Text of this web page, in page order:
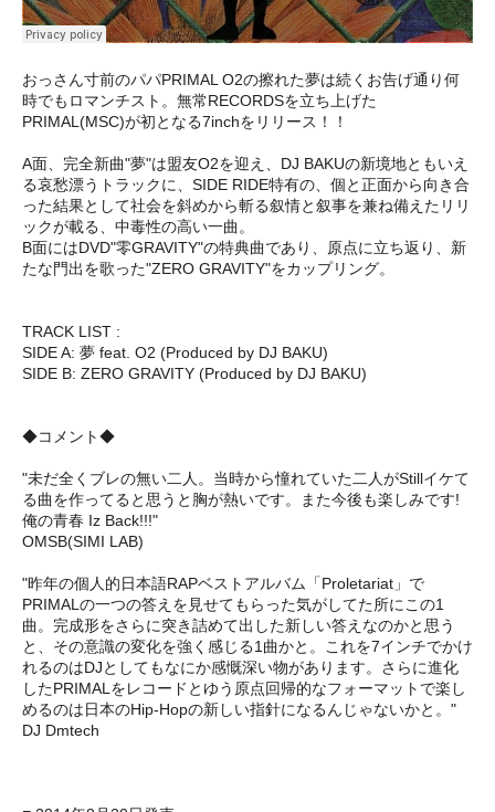
おっさん寸前のパパPRIMAL O2の擦れた夢は続くお告げ通り何
時でもロマンチスト。無常RECORDSを立ち上げた
PRIMAL(MSC)が初となる7inchをリリース！！
A面、完全新曲"夢"は盟友O2を迎え、DJ BAKUの新境地ともいえ
る哀愁漂うトラックに、SIDE RIDE特有の、個と正面から向き合
った結果として社会を斜めから斬る叙情と叙事を兼ね備えたリリ
ックが載る、中毒性の高い一曲。
B面にはDVD"零GRAVITY"の特典曲であり、原点に立ち返り、新
たな門出を歌った"ZERO GRAVITY"をカップリング。
TRACK LIST :
SIDE A: 夢 feat. O2 (Produced by DJ BAKU)
SIDE B: ZERO GRAVITY (Produced by DJ BAKU)
◆コメント◆
"未だ全くブレの無い二人。当時から憧れていた二人がStillイケて
る曲を作ってると思うと胸が熱いです。また今後も楽しみです!
俺の青春 Iz Back!!!"
OMSB(SIMI LAB)
"昨年の個人的日本語RAPベストアルバム「Proletariat」で
PRIMALの一つの答えを見せてもらった気がしてた所にこの1
曲。完成形をさらに突き詰めて出した新しい答えなのかと思う
と、その意識の変化を強く感じる1曲かと。これを7インチでかけ
れるのはDJとしてもなにか感慨深い物があります。さらに進化
したPRIMALをレコードとゆう原点回帰的なフォーマットで楽し
めるのは日本のHip-Hopの新しい指針になるんじゃないかと。"
DJ Dmtech